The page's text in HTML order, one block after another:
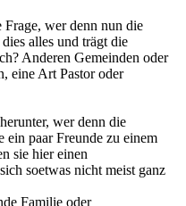
wer denn nun die
alles und trägt die
Anderen Gemeinden oder
eine Art Pastor oder
wer denn die
ein paar Freunde zu einem
sie hier einen
soetwas nicht meist ganz
Familie oder